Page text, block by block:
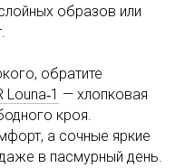
образов или
обратите
Louna‑1 — хлопковая
кроя.
а сочные яркие
в пасмурный день.